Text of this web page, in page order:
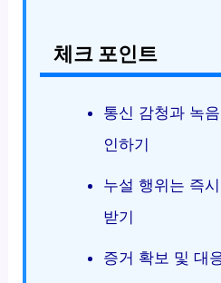
체크 포인트
통신 감청과 녹
인하기
누설 행위는 즉
받기
증거 확보 및 대